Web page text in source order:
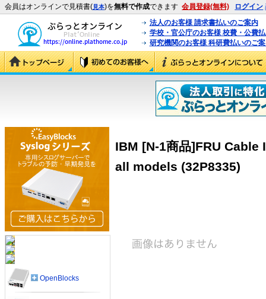
会員はオンラインで見積書(見本)を無料で作成できます 会員登録(無料) ログイン
法人のお客様 請求書払いのご案内
学校・官公庁のお客様 校費・公費
研究機関のお客様 科研費払いのご
IBM [N-1商品]FRU Cable
all models (32P8335)
OpenBlocks